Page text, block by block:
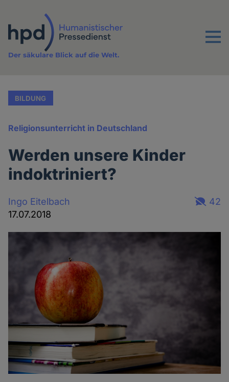
Inhalt
Menu
Der säkulare Blick auf die Welt.
BILDUNG
Religionsunterricht in Deutschland
Werden unsere Kinder
indoktriniert?
Ingo Eitelbach
17.07.2018
42